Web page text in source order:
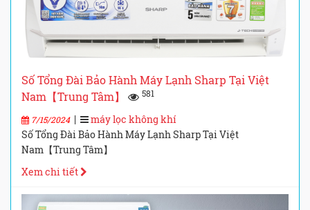
Số Tổng Đài Bảo Hành Máy Lạnh Sharp Tại Việt
Nam【Trung Tâm】
581
7/15/2024|
máy lọc không khí
Số Tổng Đài Bảo Hành Máy Lạnh Sharp Tại Việt
Nam【Trung Tâm】
Xem chi tiết